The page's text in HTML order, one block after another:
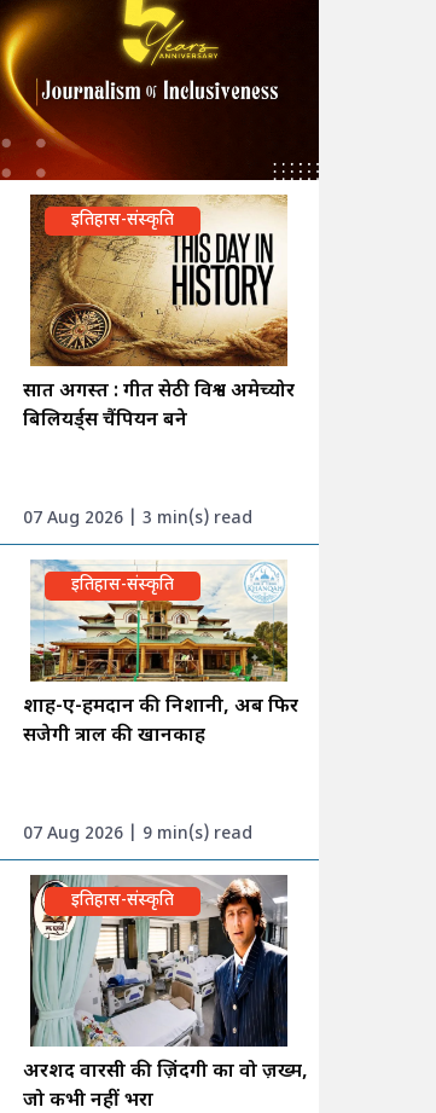
इतिहास-संस्कृति
सात अगस्त : गीत सेठी विश्व अमेच्योर
बिलियर्ड्स चैंपियन बने
07 Aug 2026 | 3 min(s) read
इतिहास-संस्कृति
शाह-ए-हमदान की निशानी, अब फिर
सजेगी त्राल की खानकाह
07 Aug 2026 | 9 min(s) read
इतिहास-संस्कृति
अरशद वारसी की ज़िंदगी का वो ज़ख्म,
जो कभी नहीं भरा